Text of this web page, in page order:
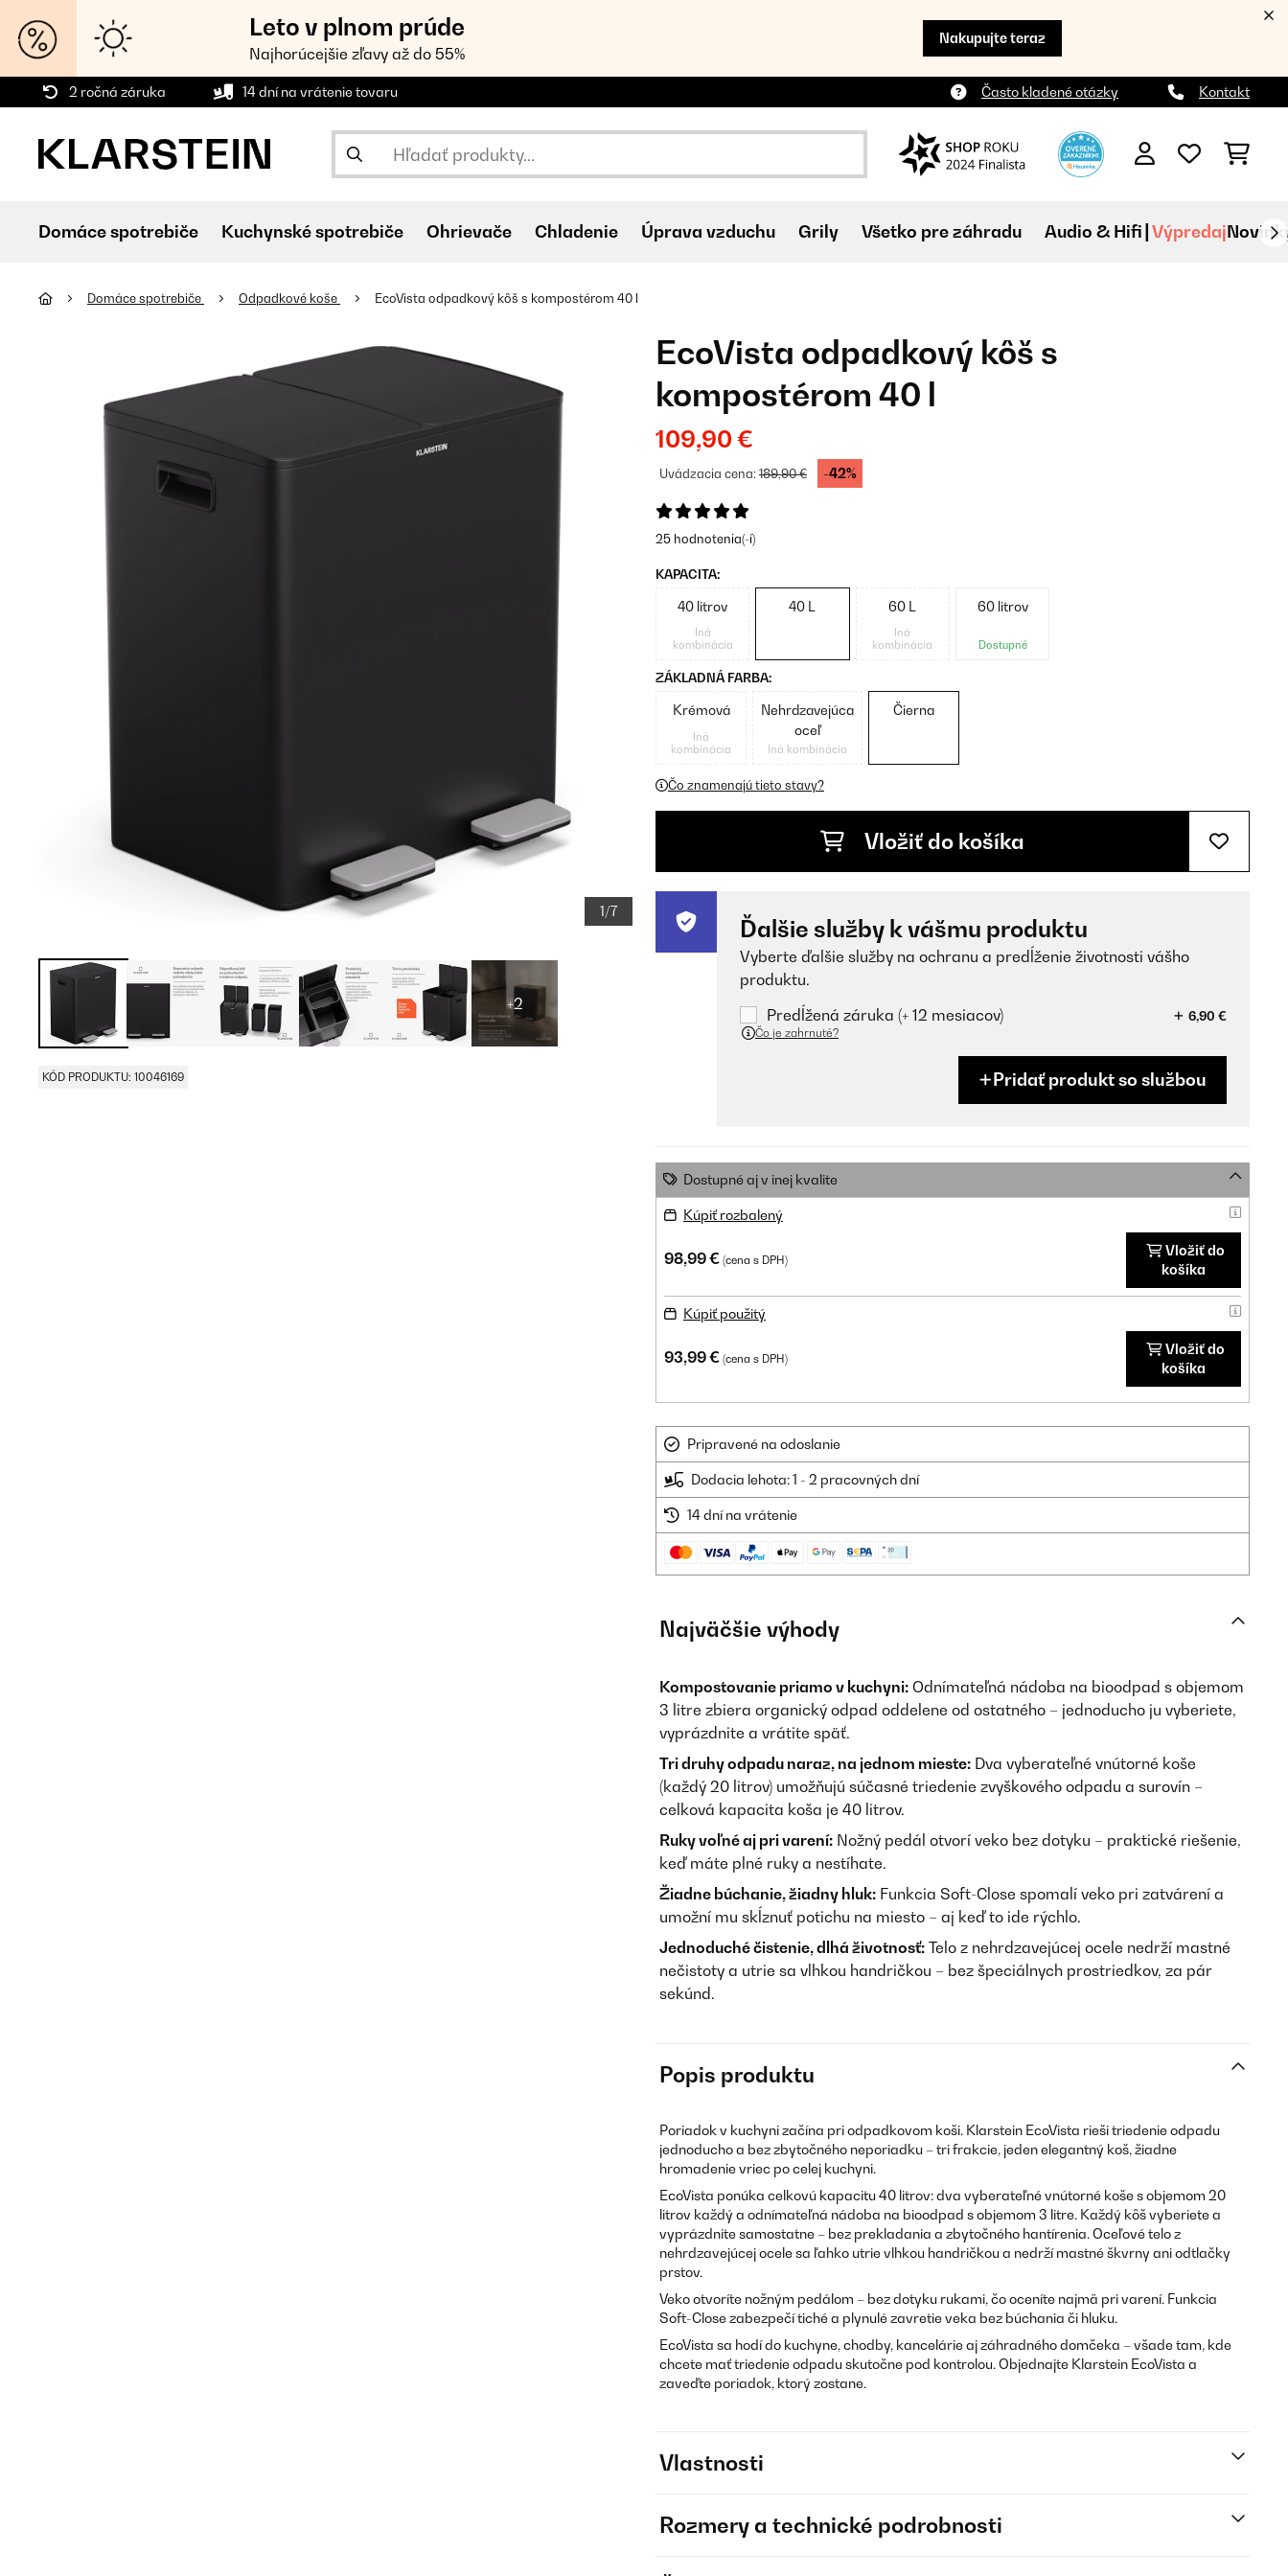
Leto v plnom prúde
Najhorúcejšie zľavy až do 55%
Nakupujte teraz
2 ročná záruka 14 dní na vrátenie tovaru Často kladené otázky Kontakt
Domáce spotrebiče Kuchynské spotrebiče Ohrievače Chladenie Úprava vzduchu Grily Všetko pre záhradu Audio & Hifi Výpredaj
Domáce spotrebiče Odpadkové koše EcoVista odpadkový kôš s kompostérom 40 l
1/7
+2
KÓD PRODUKTU: 10046169
EcoVista odpadkový kôš s
kompostérom 40 l
109,90 €
Uvádzacia cena:189,90 € -42%
25 hodnotenia(-í)
KAPACITA:
40 litrov
Iná
kombinácia
40 L 60 L
Iná
kombinácia
60 litrov
Dostupné
ZÁKLADNÁ FARBA:
Krémová
Iná
kombinácia
Nehrdzavejúca
oceľ
Iná kombinácia
Čierna
Čo znamenajú tieto stavy?
Vložiť do košíka
Ďalšie služby k vášmu produktu
Vyberte ďalšie služby na ochranu a predĺženie životnosti vášho
produktu.
Predĺžená záruka (+ 12 mesiacov)
6,90 €
Čo je zahrnuté?
Pridať produkt so službou
Dostupné aj v inej kvalite
Kúpiť rozbalený
98,99 € (cena s DPH)
Vložiť do
košíka
Kúpiť použitý
93,99 € (cena s DPH)
Vložiť do
košíka
Pripravené na odoslanie
Dodacia lehota: 1 - 2 pracovných dní
14 dní na vrátenie
Najväčšie výhody
Kompostovanie priamo v kuchyni: Odnímateľná nádoba na bioodpad s objemom
3 litre zbiera organický odpad oddelene od ostatného – jednoducho ju vyberiete,
vyprázdnite a vrátite späť.
Tri druhy odpadu naraz, na jednom mieste: Dva vyberateľné vnútorné koše
(každý 20 litrov) umožňujú súčasné triedenie zvyškového odpadu a surovín –
celková kapacita koša je 40 litrov.
Ruky voľné aj pri varení: Nožný pedál otvorí veko bez dotyku – praktické riešenie,
keď máte plné ruky a nestíhate.
Žiadne búchanie, žiadny hluk: Funkcia Soft-Close spomalí veko pri zatvárení a
umožní mu skĺznuť potichu na miesto – aj keď to ide rýchlo.
Jednoduché čistenie, dlhá životnosť: Telo z nehrdzavejúcej ocele nedrží mastné
nečistoty a utrie sa vlhkou handričkou – bez špeciálnych prostriedkov, za pár
sekúnd.
Popis produktu
Poriadok v kuchyni začína pri odpadkovom koši. Klarstein EcoVista rieši triedenie odpadu
jednoducho a bez zbytočného neporiadku – tri frakcie, jeden elegantný koš, žiadne
hromadenie vriec po celej kuchyni.
EcoVista ponúka celkovú kapacitu 40 litrov: dva vyberateľné vnútorné koše s objemom 20
litrov každý a odnímateľná nádoba na bioodpad s objemom 3 litre. Každý kôš vyberiete a
vyprázdnite samostatne – bez prekladania a zbytočného hantírenia. Oceľové telo z
nehrdzavejúcej ocele sa ľahko utrie vlhkou handričkou a nedrží mastné škvrny ani odtlačky
prstov.
Veko otvoríte nožným pedálom – bez dotyku rukami, čo oceníte najmä pri varení. Funkcia
Soft-Close zabezpečí tiché a plynulé zavretie veka bez búchania či hluku.
EcoVista sa hodí do kuchyne, chodby, kancelárie aj záhradného domčeka – všade tam, kde
chcete mať triedenie odpadu skutočne pod kontrolou. Objednajte Klarstein EcoVista a
zaveďte poriadok, ktorý zostane.
Vlastnosti
Rozmery a technické podrobnosti